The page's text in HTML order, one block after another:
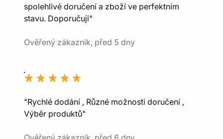
spolehlivé doručení a zboží ve perfektním
stavu. Doporučuji"
Ověřený zákazník, před 5 dny
"Rychlé dodání , Různé možnosti doručení ,
Výběr produktů"